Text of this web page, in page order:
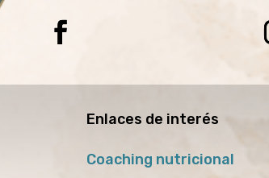
Enlaces de interés
Coaching nutricional